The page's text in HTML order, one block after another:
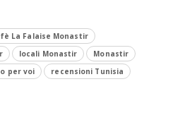
La Falaise Monastir
locali Monastir
Monastir
per voi recensioni Tunisia